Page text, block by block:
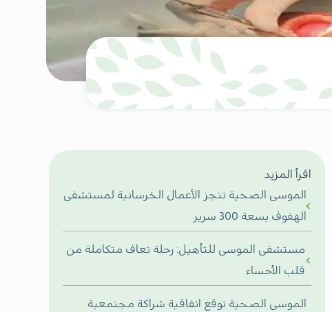
اقرأ المزيد
الموسى الصحية تنجز الأعمال الخرسانية لمستشفى
الهفوف بسعة 300 سرير
مستشفى الموسى للتأهيل: رحلة تعاف متكاملة من
قلب الأحساء
الموسى الصحية توقع اتفاقية شراكة مجتمعية